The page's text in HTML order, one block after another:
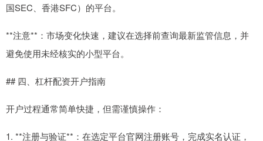
国SEC、香港SFC）的平台。
**注意**：市场变化快速，建议在选择前查询最新监管信息，并
避免使用未经核实的小型平台。
## 四、杠杆配资开户指南
开户过程通常简单快捷，但需谨慎操作：
1. **注册与验证**：在选定平台官网注册账号，完成实名认证，